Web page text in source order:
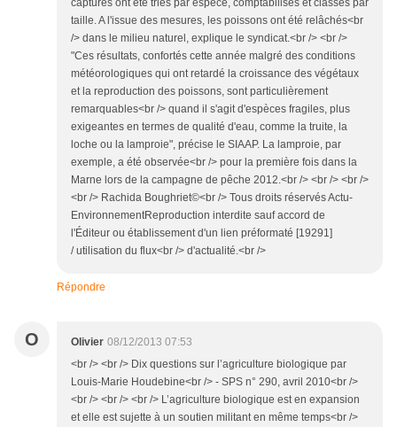
taille. A l'issue des mesures, les poissons ont été relâchés<br
/> dans le milieu naturel, explique le syndicat.<br /> <br />
"Ces résultats, confortés cette année malgré des conditions
météorologiques qui ont retardé la croissance des végétaux
et la reproduction des poissons, sont particulièrement
remarquables<br /> quand il s'agit d'espèces fragiles, plus
exigeantes en termes de qualité d'eau, comme la truite, la
loche ou la lamproie", précise le SIAAP. La lamproie, par
exemple, a été observée<br /> pour la première fois dans la
Marne lors de la campagne de pêche 2012.<br /> <br /> <br />
<br /> Rachida Boughriet©<br /> Tous droits réservés Actu-
EnvironnementReproduction interdite sauf accord de
l'Éditeur ou établissement d'un lien préformaté [19291]
/ utilisation du flux<br /> d'actualité.<br />
Répondre
O Olivier 08/12/2013 07:53
<br /> <br /> Dix questions sur l’agriculture biologique par
Louis-Marie Houdebine<br /> - SPS n° 290, avril 2010<br />
<br /> <br /> <br /> L’agriculture biologique est en expansion
et elle est sujette à un soutien militant en même temps<br />